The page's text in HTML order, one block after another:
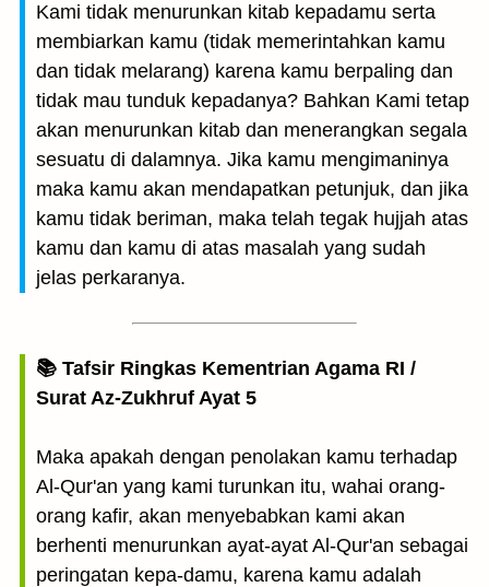
Kami tidak menurunkan kitab kepadamu serta
membiarkan kamu (tidak memerintahkan kamu
dan tidak melarang) karena kamu berpaling dan
tidak mau tunduk kepadanya? Bahkan Kami tetap
akan menurunkan kitab dan menerangkan segala
sesuatu di dalamnya. Jika kamu mengimaninya
maka kamu akan mendapatkan petunjuk, dan jika
kamu tidak beriman, maka telah tegak hujjah atas
kamu dan kamu di atas masalah yang sudah
jelas perkaranya.
📚 Tafsir Ringkas Kementrian Agama RI /
Surat Az-Zukhruf Ayat 5
Maka apakah dengan penolakan kamu terhadap
Al-Qur'an yang kami turunkan itu, wahai orang-
orang kafir, akan menyebabkan kami akan
berhenti menurunkan ayat-ayat Al-Qur'an sebagai
peringatan kepa-damu, karena kamu adalah